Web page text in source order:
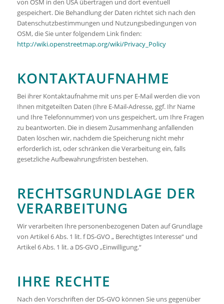
gespeichert. Die Behandlung der Daten richtet sich nach den
Datenschutzbestimmungen und Nutzungsbedingungen von
OSM, die Sie unter folgendem Link finden:
http://wiki.openstreetmap.org/wiki/Privacy_Policy
KONTAKTAUFNAHME
Bei ihrer Kontaktaufnahme mit uns per E-Mail werden die von
Ihnen mitgeteilten Daten (Ihre E-Mail-Adresse, ggf. Ihr Name
und Ihre Telefonnummer) von uns gespeichert, um Ihre Fragen
zu beantworten. Die in diesem Zusammenhang anfallenden
Daten löschen wir, nachdem die Speicherung nicht mehr
erforderlich ist, oder schränken die Verarbeitung ein, falls
gesetzliche Aufbewahrungsfristen bestehen.
RECHTSGRUNDLAGE DER
VERARBEITUNG
Wir verarbeiten Ihre personenbezogenen Daten auf Grundlage
von Artikel 6 Abs. 1 lit. f DS-GVO „ Berechtigtes Interesse“ und
Artikel 6 Abs. 1 lit. a DS-GVO „Einwilligung.“
IHRE RECHTE
Nach den Vorschriften der DS-GVO können Sie uns gegenüber